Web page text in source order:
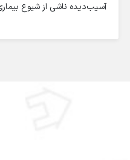
آسیب‌دیده ناشی از شیوع